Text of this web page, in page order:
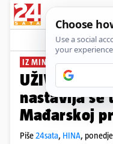
IZ MINUTE U MINUTU
UŽIVO
nastavlja se
Mađarskoj
Piše24sata, HINA,